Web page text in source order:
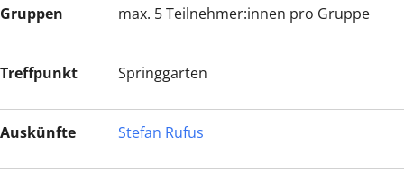
Gruppen max. 5 Teilnehmer:innen pro Gruppe
Treffpunkt Springgarten
Auskünfte Stefan Rufus